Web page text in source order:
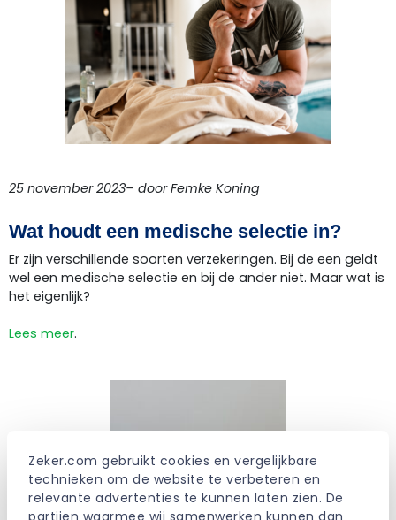
Zeker.com gebruikt cookies en vergelijkbare
technieken om de website te verbeteren en
relevante advertenties te kunnen laten zien. De
partijen waarmee wij samenwerken kunnen dan
25 november 2023– door Femke Koning
Wat houdt een medische selectie in?
Er zijn verschillende soorten verzekeringen. Bij de een geldt
wel een medische selectie en bij de ander niet. Maar wat is
het eigenlijk?
Lees meer.